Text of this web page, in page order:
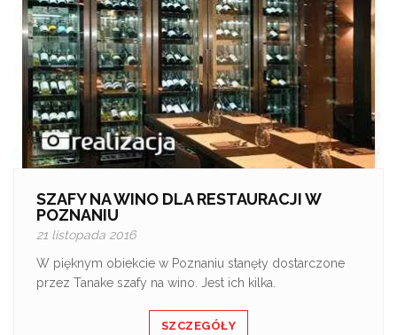
SZAFY NA WINO DLA RESTAURACJI W
POZNANIU
21 listopada 2016
W pięknym obiekcie w Poznaniu stanęły dostarczone
przez Tanake szafy na wino. Jest ich kilka.
SZCZEGÓŁY